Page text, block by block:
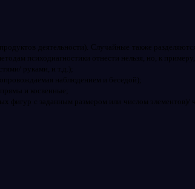
деятельности). Случайные также
психодиагностики отнести нельзя, но, к
руками, и т.д.);
наблюдением и беседой);
и косвенные;
фигур с заданным размером или числом